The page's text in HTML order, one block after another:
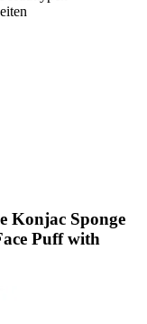
Konjac Sponge
Puff with